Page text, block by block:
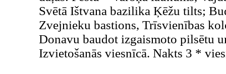
Svētā Ištvana bazilika Ķēžu tilts;
Zvejnieku bastions, Trīsvienības
Donavu baudot izgaismoto pilsētu
Izvietošanās viesnīcā. Nakts 3 *